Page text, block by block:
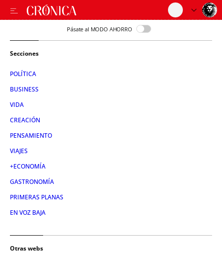
Pásate al MODO AHORRO
Secciones
POLÍTICA
BUSINESS
VIDA
CREACIÓN
PENSAMIENTO
VIAJES
+ECONOMÍA
GASTRONOMÍA
PRIMERAS PLANAS
EN VOZ BAJA
Otras webs